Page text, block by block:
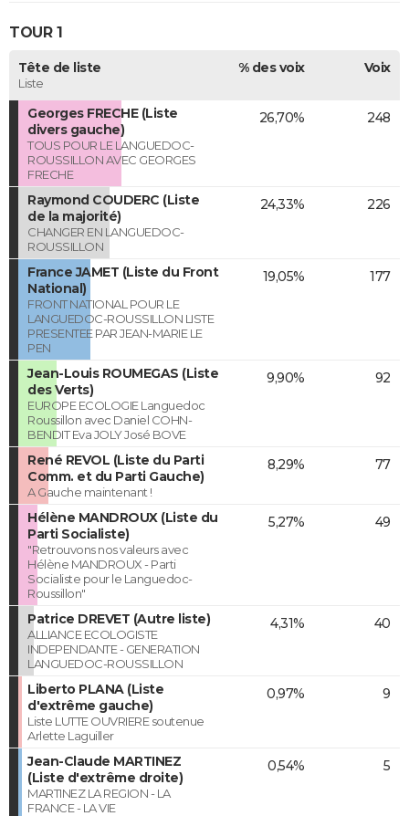
TOUR 1
Tête de liste
Liste
% des voix Voix
Georges FRECHE (Liste
divers gauche)
TOUS POUR LE LANGUEDOC-
ROUSSILLON AVEC GEORGES
FRECHE
26,70% 248
Raymond COUDERC (Liste
de la majorité)
CHANGER EN LANGUEDOC-
ROUSSILLON
24,33% 226
France JAMET (Liste du Front
National)
FRONT NATIONAL POUR LE
LANGUEDOC-ROUSSILLON LISTE
PRESENTEE PAR JEAN-MARIE LE
PEN
19,05% 177
Jean-Louis ROUMEGAS (Liste
des Verts)
EUROPE ECOLOGIE Languedoc
Roussillon avec Daniel COHN-
BENDIT Eva JOLY José BOVE
9,90% 92
René REVOL (Liste du Parti
Comm. et du Parti Gauche)
A Gauche maintenant !
8,29% 77
Hélène MANDROUX (Liste du
Parti Socialiste)
"Retrouvons nos valeurs avec
Hélène MANDROUX - Parti
Socialiste pour le Languedoc-
Roussillon"
5,27% 49
Patrice DREVET (Autre liste)
ALLIANCE ECOLOGISTE
INDEPENDANTE - GENERATION
LANGUEDOC-ROUSSILLON
4,31% 40
Liberto PLANA (Liste
d'extrême gauche)
Liste LUTTE OUVRIERE soutenue
Arlette Laguiller
0,97% 9
Jean-Claude MARTINEZ
(Liste d'extrême droite)
MARTINEZ LA REGION - LA
FRANCE - LA VIE
0,54% 5